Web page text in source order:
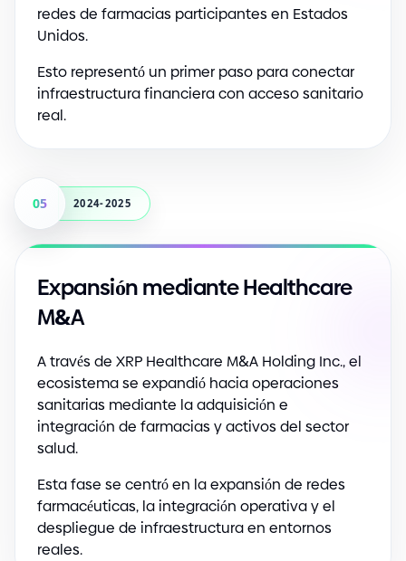
redes de farmacias participantes en Estados
Unidos.
Esto representó un primer paso para conectar
infraestructura financiera con acceso sanitario
real.
05 2024-2025
Expansión mediante Healthcare
M&A
A través de XRP Healthcare M&A Holding Inc., el
ecosistema se expandió hacia operaciones
sanitarias mediante la adquisición e
integración de farmacias y activos del sector
salud.
Esta fase se centró en la expansión de redes
farmacéuticas, la integración operativa y el
despliegue de infraestructura en entornos
reales.